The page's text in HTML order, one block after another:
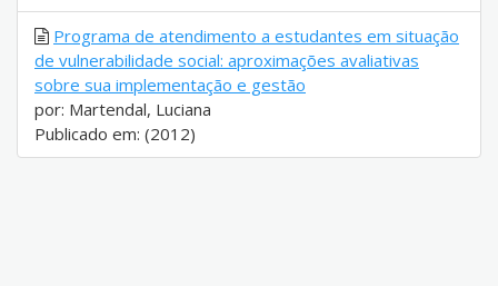
Programa de atendimento a estudantes em situação
de vulnerabilidade social: aproximações avaliativas
sobre sua implementação e gestão
por: Martendal, Luciana
Publicado em: (2012)